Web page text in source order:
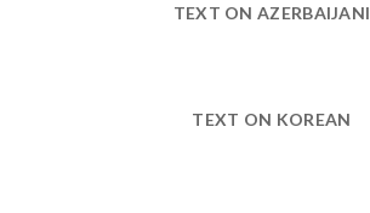
TEXT ON AZERBAIJANI
TEXT ON KOREAN